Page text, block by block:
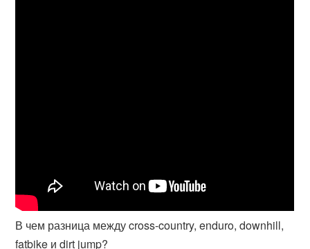
В чем разница между cross-country, enduro, downhill,
fatbike и dirt jump?